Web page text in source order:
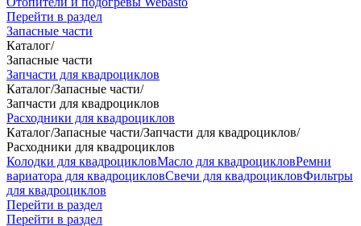
Перейти в раздел
Запасные части
Каталог/
Запасные части
Запчасти для квадроциклов
Каталог/Запасные части/
Запчасти для квадроциклов
Расходники для квадроциклов
Каталог/Запасные части/Запчасти для квадроциклов/
Расходники для квадроциклов
Колодки для квадроцикловМасло для квадроцикловРемни
вариатора для квадроцикловСвечи для квадроцикловФильтры
для квадроциклов
Перейти в раздел
Перейти в раздел